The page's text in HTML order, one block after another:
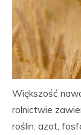
Większość
rolnictwie
roślin: azot,